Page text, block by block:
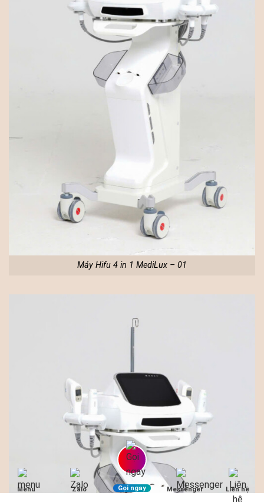
Máy Hifu 4 in 1 MediLux – 01
Menu Zalo Gọi ngay Messenger Liên hệ